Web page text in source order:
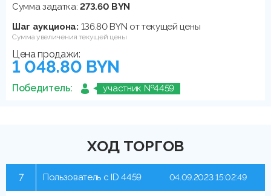
Сумма задатка:273.60 BYN
Шаг аукциона: 136.80 BYN от текущей цены
Сумма увеличения текущей цены
Цена продажи:
1 048.80 BYN
Победитель: участник №4459
ХОД ТОРГОВ
7 Пользователь с ID 4459 04.09.2023 15:02:49